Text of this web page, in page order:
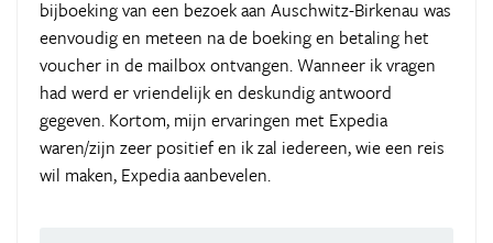
bijboeking van een bezoek aan Auschwitz-Birkenau was
eenvoudig en meteen na de boeking en betaling het
voucher in de mailbox ontvangen. Wanneer ik vragen
had werd er vriendelijk en deskundig antwoord
gegeven. Kortom, mijn ervaringen met Expedia
waren/zijn zeer positief en ik zal iedereen, wie een reis
wil maken, Expedia aanbevelen.